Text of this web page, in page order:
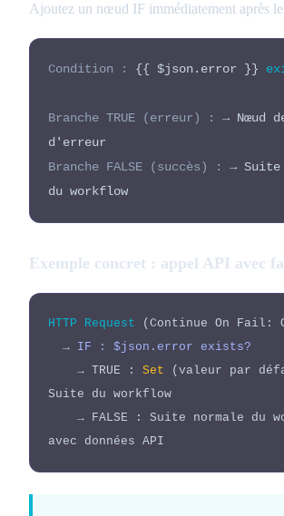
Ajoutez un nœud IF immédiatement après
Condition : {{ $json.error }}
Branche TRUE (erreur) :
→ Nœud
d'erreur
Branche FALSE (succès) :
→ Suite
du workflow
Exemple concret : appel API avec
HTTP Request (Continue On Fail:
→ IF : $json.error exists?
→ TRUE : Set (valeur par
Suite du workflow
→ FALSE : Suite normale du
avec données API